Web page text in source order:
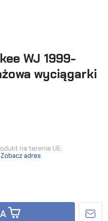
WJ 1999-
wyciągarki
na terenie UE:
Zobacz adres